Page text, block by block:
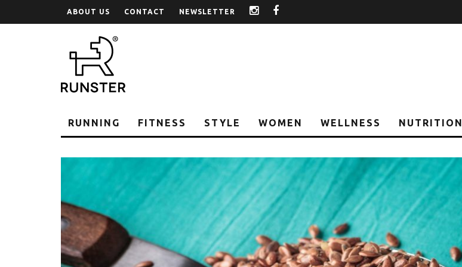
ABOUT US CONTACT NEWSLETTER instagram
RUNNING FITNESS STYLE WOMEN WELLNESS NUTRITION